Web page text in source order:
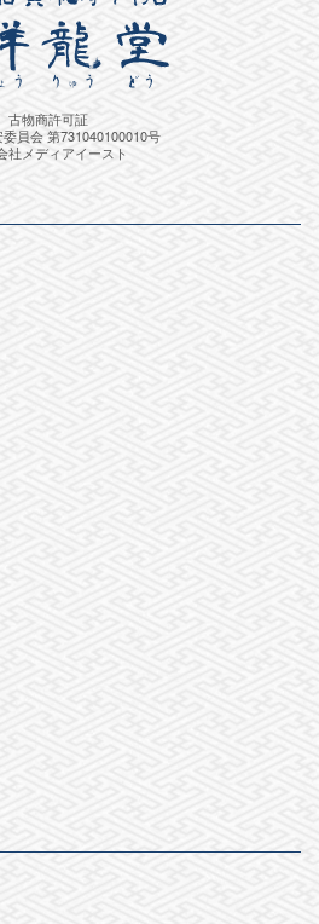
古物商許可証
員会 第731040100010号
社メディアイースト